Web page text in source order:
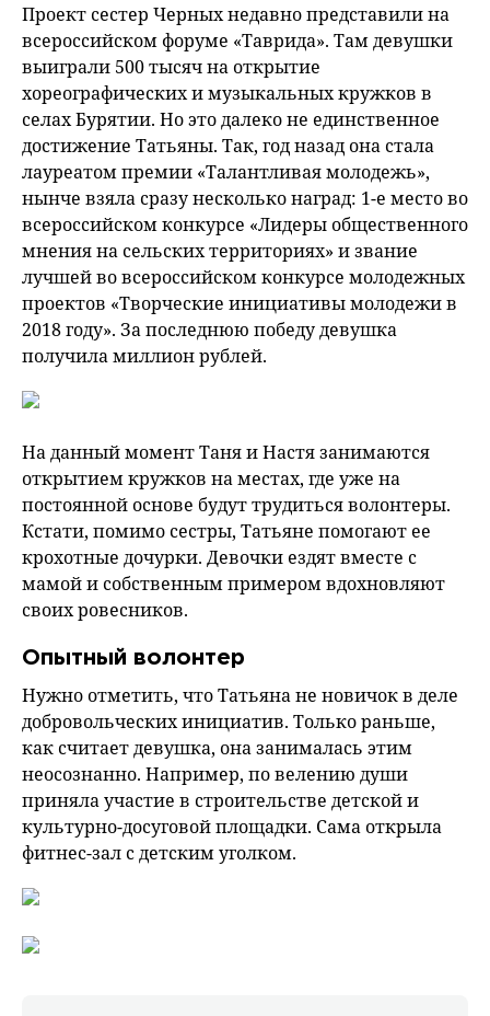
Проект сестер Черных недавно представили на
всероссийском форуме «Таврида». Там девушки
выиграли 500 тысяч на открытие
хореографических и музыкальных кружков в
селах Бурятии. Но это далеко не единственное
достижение Татьяны. Так, год назад она стала
лауреатом премии «Талантливая молодежь»,
нынче взяла сразу несколько наград: 1-е место во
всероссийском конкурсе «Лидеры общественного
мнения на сельских территориях» и звание
лучшей во всероссийском конкурсе молодежных
проектов «Творческие инициативы молодежи в
2018 году». За последнюю победу девушка
получила миллион рублей.
На данный момент Таня и Настя занимаются
открытием кружков на местах, где уже на
постоянной основе будут трудиться волонтеры.
Кстати, помимо сестры, Татьяне помогают ее
крохотные дочурки. Девочки ездят вместе с
мамой и собственным примером вдохновляют
своих ровесников.
Опытный волонтер
Нужно отметить, что Татьяна не новичок в деле
добровольческих инициатив. Только раньше,
как считает девушка, она занималась этим
неосознанно. Например, по велению души
приняла участие в строительстве детской и
культурно-досуговой площадки. Сама открыла
фитнес-зал с детским уголком.